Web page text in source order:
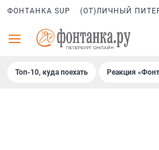
ФОНТАНКА SUP (ОТ)ЛИЧНЫЙ
Топ-10, куда поехать Реакция